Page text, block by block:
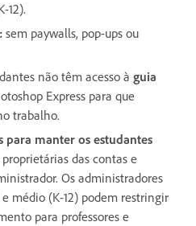
12).
sem paywalls, pop-ups ou
não têm acesso à guia
Express para que
trabalho.
manter os estudantes
proprietárias das contas e
Os administradores
médio (K-12) podem restringir
para professores e